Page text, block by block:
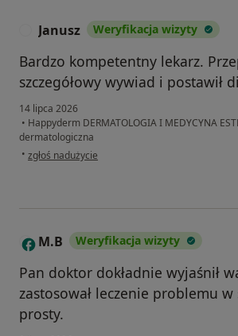
Janusz Weryfikacja wizyty
Bardzo kompetentny lekarz.
szczegółowy wywiad i postawił
14 lipca 2026
• Happyderm DERMATOLOGIA I MEDYCYNA
dermatologiczna
• w opinii użytkownika Janusz
zgłoś nadużycie
M M.B Weryfikacja wizyty
Pan doktor dokładnie wyjaśnił
zastosował leczenie problemu
prosty.